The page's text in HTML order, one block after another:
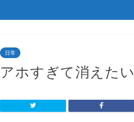
日常
アホすぎて消えたい